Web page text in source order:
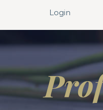
Login